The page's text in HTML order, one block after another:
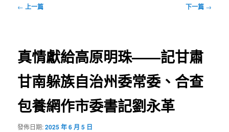
文
← 上一篇 下一篇 →
真情獻給高原明珠——記甘肅
甘南躲族自治州委常委、合查
包養網作市委書記劉永革
發佈日期:2025 年 6 月 5 日